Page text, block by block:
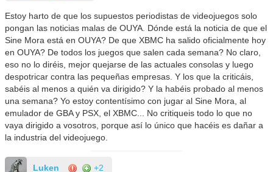
Estoy harto de que los supuestos periodistas de videojuegos solo
pongan las noticias malas de OUYA. Dónde está la noticia de que el
Sine Mora está en OUYA? De que XBMC ha salido oficialmente hoy
en OUYA? De todos los juegos que salen cada semana? No claro,
eso no lo diréis, mejor quejarse de las actuales consolas y luego
despotricar contra las pequeñas empresas. Y los que la criticáis,
sabéis al menos a quién va dirigido? Y la habéis probado al menos
una semana? Yo estoy contentísimo con jugar al Sine Mora, al
emulador de GBA y PSX, el XBMC... No critiqueis todo lo que no
vaya dirigido a vosotros, porque así lo único que hacéis es dañar a
la industria del videojuego.
Luken +2